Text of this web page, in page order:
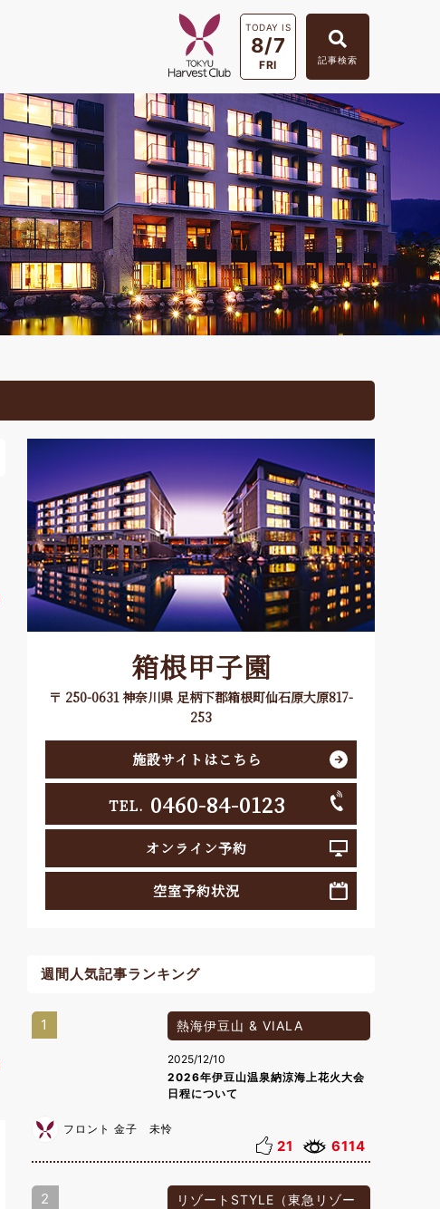
TODAY IS
8/7
FRI 記事検索
箱根甲子園
〒 250-0631 神奈川県 足柄下郡箱根町仙石原大原817-
253
施設サイトはこちら
TEL. 0460-84-0123
オンライン予約
空室予約状況
週間人気記事ランキング
1 熱海伊豆山 & VIALA
2025/12/10
2026年伊豆山温泉納涼海上花火大会
日程について
フロント 金子 未怜
21 6114
2
リゾートSTYLE（東急リゾー